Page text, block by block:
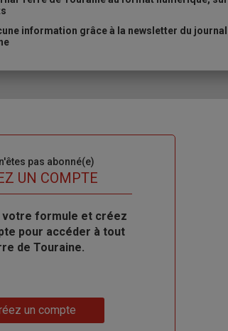
information grâce à la newsletter du journal
pas abonné(e)
UN COMPTE
votre formule et créez
pour accéder à tout
de Touraine.
un compte